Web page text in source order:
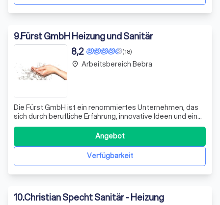
9.Fürst GmbH Heizung und Sanitär
(18)
8,2
Die Fürst GmbH ist ein renommiertes Unternehmen, das
sich durch berufliche Erfahrung, innovative Ideen und ein
engagiertes Team auszeichnet. Unser Fokus liegt auf der
kontinuierlichen Fort- und Weiterbildung unserer
Mitarbeiter, um stets auf dem neuesten Stand der
Entwicklungen in den Bereichen Sani
Verfügbarkeit
Angebot
place Arbeitsbereich Bebra
10.Christian Specht Sanitär - Heizung